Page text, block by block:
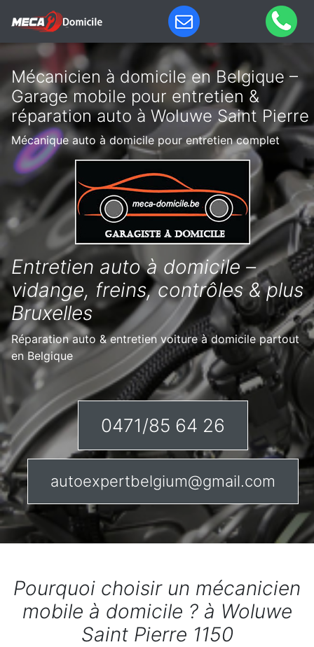
Mécanicien à domicile en Belgique –
Garage mobile pour entretien &
réparation auto à Woluwe Saint Pierre
Mécanique auto à domicile pour entretien complet
Entretien auto à domicile –
vidange, freins, contrôles & plus
Bruxelles
Réparation auto & entretien voiture à domicile partout
en Belgique
0471/85 64 26
autoexpertbelgium@gmail.com
Pourquoi choisir un mécanicien
mobile à domicile ? à Woluwe
Saint Pierre 1150